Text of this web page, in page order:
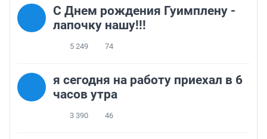
С Днем рождения Гуимплену -
лапочку нашу!!!
5 249 74
я сегодня на работу приехал в 6
часов утра
3 390 46